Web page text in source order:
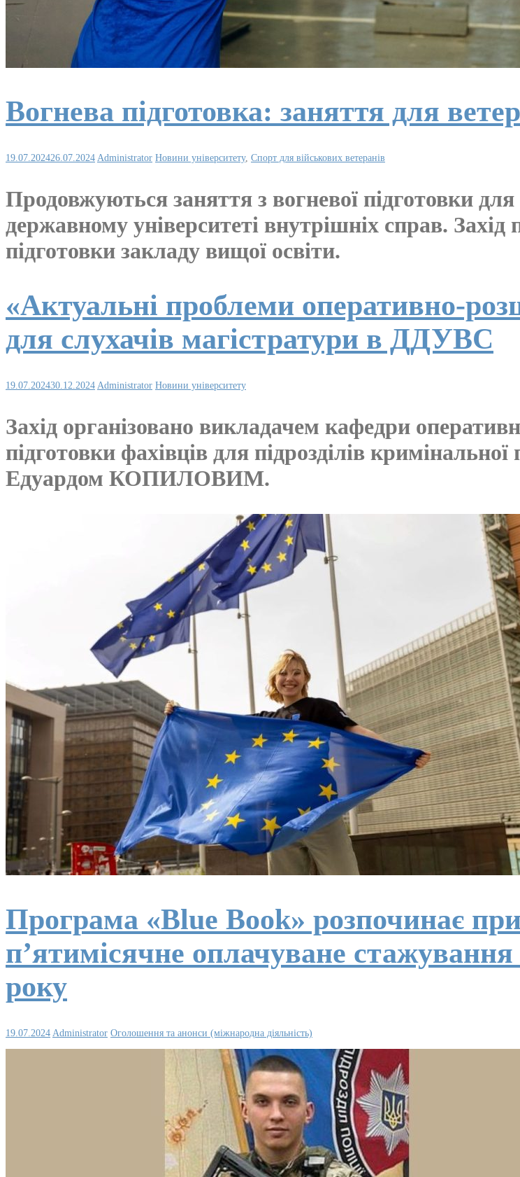
Вогнева підготовка: заняття для
19.07.202426.07.2024 Administrator Новини університету, Спорт для військових ветеранів
Продовжуються заняття з вогневої підготовки
державному університеті внутрішніх справ.
підготовки закладу вищої освіти.
«Актуальні проблеми оперативно-
для слухачів магістратури в ДДУВС
19.07.202430.12.2024 Administrator Новини університету
Захід організовано викладачем кафедри
підготовки фахівців для підрозділів кримінальної
Едуардом КОПИЛОВИМ.
Програма «Blue Book» розпочинає
п’ятимісячне оплачуване стажування
року
19.07.2024 Administrator Оголошення та анонси (міжнародна діяльність)